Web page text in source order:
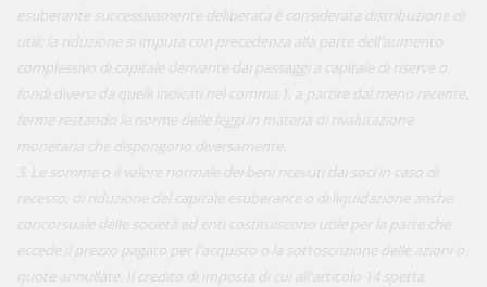
esuberante successivamente deliberata è considerata distribuzione di
utili; la riduzione si imputa con precedenza alla parte dell'aumento
complessivo di capitale derivante dai passaggi a capitale di riserve o
fondi diversi da quelli indicati nel comma 1, a partire dal meno recente,
ferme restando le norme delle leggi in materia di rivalutazione
monetaria che dispongono diversamente.
3. Le somme o il valore normale dei beni ricevuti dai soci in caso di
recesso, di riduzione del capitale esuberante o di liquidazione anche
concorsuale delle società ed enti costituiscono utile per la parte che
eccede il prezzo pagato per l'acquisto o la sottoscrizione delle azioni o
quote annullate. Il credito di imposta di cui all'articolo 14 spetta